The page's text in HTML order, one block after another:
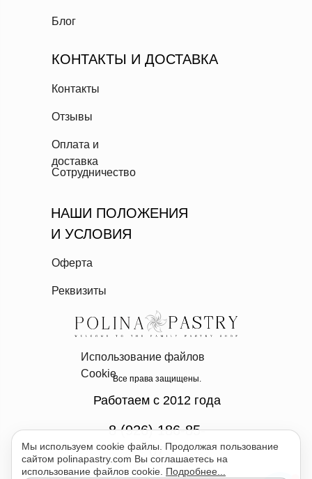
КОНТАКТЫ И ДОСТАВКА
Работаем с 2012 года
Блог
Контакты
Отзывы
Оплата и
доставка
Сотрудничество
НАШИ ПОЛОЖЕНИЯ
И УСЛОВИЯ
Оферта
8 (926) 186-85-
07
Все права защищены.
Реквизиты
Использование файлов
Cookie
Мы используем cookie файлы. Продолжая пользование
сайтом polinapastry.com Вы соглашаетесь на
использование файлов cookie. Подробнее...